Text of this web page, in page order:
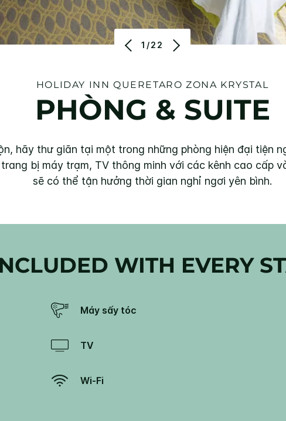
1/22
HOLIDAY INN QUERETARO ZONA KRYSTAL
PHÒNG & SUITE
hãy thư giãn tại một trong những phòng hiện đại tiện
bị máy trạm, TV thông minh với các kênh cao cấp
sẽ có thể tận hưởng thời gian nghỉ ngơi yên bình.
WITH EVERY
Máy sấy tóc
TV
Wi-Fi